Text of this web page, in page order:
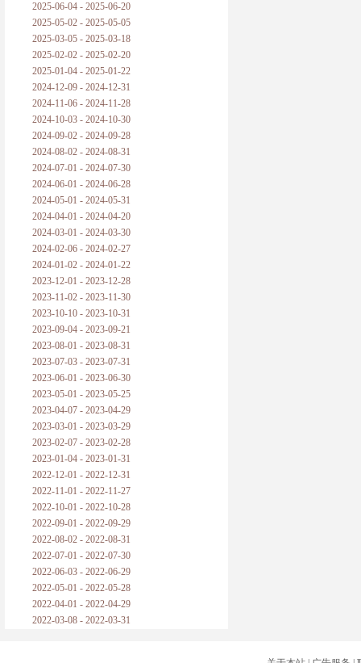
2025-06-04 - 2025-06-20
2025-05-02 - 2025-05-05
2025-03-05 - 2025-03-18
2025-02-02 - 2025-02-20
2025-01-04 - 2025-01-22
2024-12-09 - 2024-12-31
2024-11-06 - 2024-11-28
2024-10-03 - 2024-10-30
2024-09-02 - 2024-09-28
2024-08-02 - 2024-08-31
2024-07-01 - 2024-07-30
2024-06-01 - 2024-06-28
2024-05-01 - 2024-05-31
2024-04-01 - 2024-04-20
2024-03-01 - 2024-03-30
2024-02-06 - 2024-02-27
2024-01-02 - 2024-01-22
2023-12-01 - 2023-12-28
2023-11-02 - 2023-11-30
2023-10-10 - 2023-10-31
2023-09-04 - 2023-09-21
2023-08-01 - 2023-08-31
2023-07-03 - 2023-07-31
2023-06-01 - 2023-06-30
2023-05-01 - 2023-05-25
2023-04-07 - 2023-04-29
2023-03-01 - 2023-03-29
2023-02-07 - 2023-02-28
2023-01-04 - 2023-01-31
2022-12-01 - 2022-12-31
2022-11-01 - 2022-11-27
2022-10-01 - 2022-10-28
2022-09-01 - 2022-09-29
2022-08-02 - 2022-08-31
2022-07-01 - 2022-07-30
2022-06-03 - 2022-06-29
2022-05-01 - 2022-05-28
2022-04-01 - 2022-04-29
2022-03-08 - 2022-03-31